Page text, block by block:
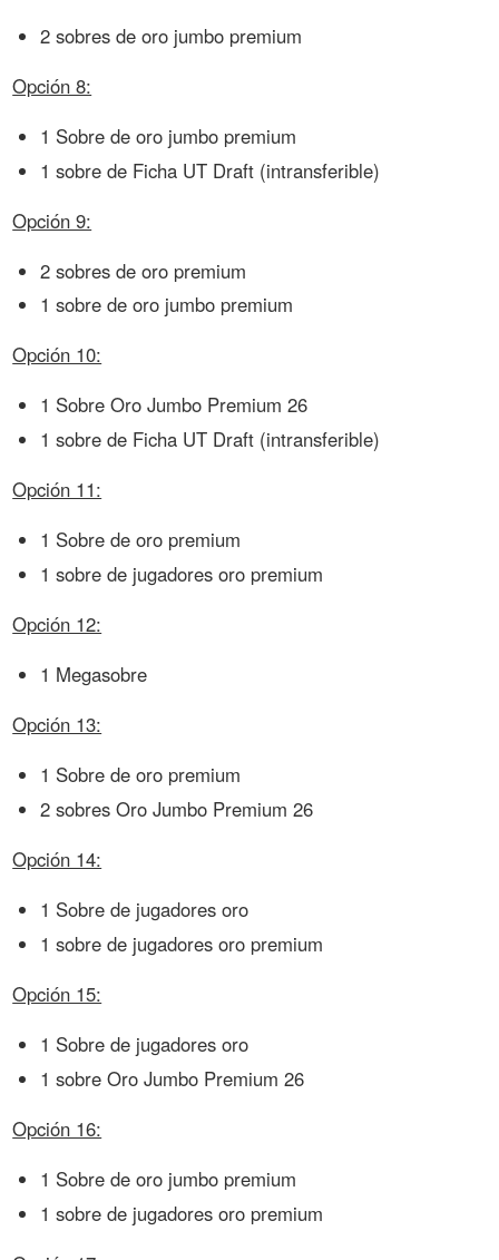
2 sobres de oro jumbo premium
Opción 8:
1 Sobre de oro jumbo premium
1 sobre de Ficha UT Draft (intransferible)
Opción 9:
2 sobres de oro premium
1 sobre de oro jumbo premium
Opción 10:
1 Sobre Oro Jumbo Premium 26
1 sobre de Ficha UT Draft (intransferible)
Opción 11:
1 Sobre de oro premium
1 sobre de jugadores oro premium
Opción 12:
1 Megasobre
Opción 13:
1 Sobre de oro premium
2 sobres Oro Jumbo Premium 26
Opción 14:
1 Sobre de jugadores oro
1 sobre de jugadores oro premium
Opción 15:
1 Sobre de jugadores oro
1 sobre Oro Jumbo Premium 26
Opción 16:
1 Sobre de oro jumbo premium
1 sobre de jugadores oro premium